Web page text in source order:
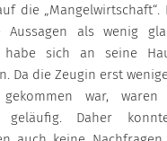
die
Aussagen als wenig
habe sich an seine
Da die Zeugin erst
gekommen war,
geläufig. Daher